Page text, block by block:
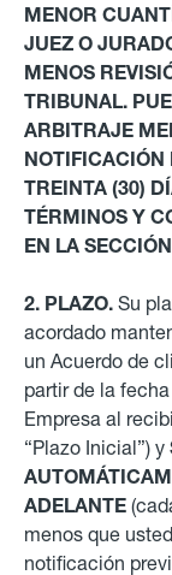
MENOR
JUEZ O
MENOS
TRIBUNAL.
ARBITRAJE
NOTIFICACIÓN
TREINTA (30)
TÉRMINOS Y
EN LA
2. PLAZO. Su
acordado
un Acuerdo de
partir de la
Empresa al
“Plazo Inicial”) y
ADELANTE
menos que
notificación